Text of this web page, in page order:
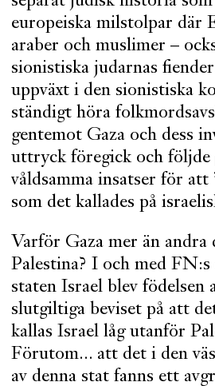
europeiska milstolpar där
araber och muslimer –
sionistiska judarnas
uppväxt i den sionistiska
ständigt höra
gentemot Gaza och dess
uttryck föregick och följde
våldsamma insatser för att
som det kallades på
Varför Gaza mer än andra
Palestina? I och med FN:s
staten Israel blev födelsen
slutgiltiga beviset på att
kallas Israel låg utanför
Förutom... att det i den
av denna stat fanns ett